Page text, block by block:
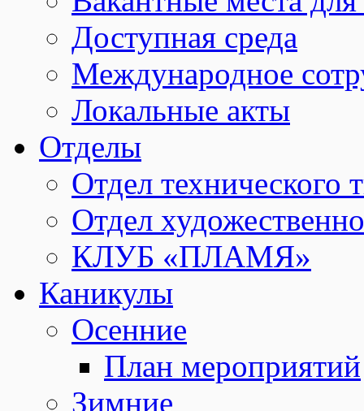
Доступная среда
Международное
Локальные акты
Отделы
Отдел технического
Отдел
КЛУБ «ПЛАМЯ»
Каникулы
Осенние
План мероприятий
Зимние